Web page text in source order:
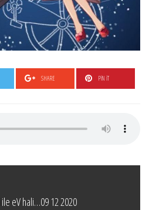
SHARE PIN IT
eV hali…09 12 2020